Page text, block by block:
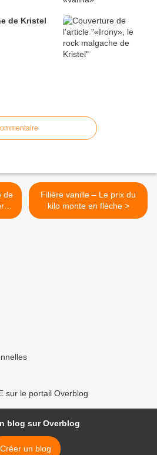
de Kristel
Filière vanille – Le prix du
kilo monte en flèche >
sur le portail Overblog
blog sur Overblog
Créer un blog